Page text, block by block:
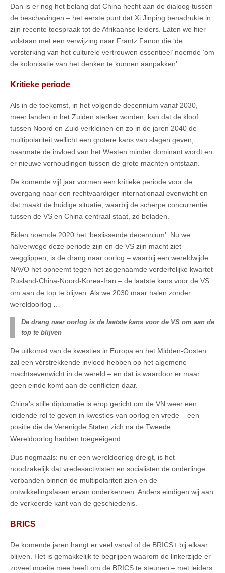
Dan is er nog het belang dat China hecht aan de dialoog tussen
de beschavingen – het eerste punt dat Xi Jinping benadrukte in
zijn recente toespraak tot de Afrikaanse leiders. Laten we hier
volstaan met een verwijzing naar Frantz Fanon die ‘de
versterking van het culturele vertrouwen essentieel’ noemde ‘om
de kolonisatie van het denken te kunnen aanpakken’.
Kritieke periode
Als in de toekomst, in het volgende decennium vanaf 2030,
meer landen in het Zuiden sterker worden, kan dat de kloof
tussen Noord en Zuid verkleinen en zo in de jaren 2040 de
multipolariteit wellicht een grotere kans van slagen geven,
naarmate de invloed van het Westen minder dominant wordt en
er nieuwe verhoudingen tussen de grote machten ontstaan.
De komende vijf jaar vormen een kritieke periode voor de
overgang naar een rechtvaardiger internationaal evenwicht en
dat maakt de huidige situatie, waarbij de scherpe concurrentie
tussen de VS en China centraal staat, zo beladen.
Biden noemde 2020 het ‘beslissende decennium’. Nu we
halverwege deze periode zijn en de VS zijn macht ziet
wegglippen, is de drang naar oorlog – waarbij een wereldwijde
NAVO het opneemt tegen het zogenaamde verderfelijke kwartet
Rusland-China-Noord-Korea-Iran – de laatste kans voor de VS
om aan de top te blijven. Als we 2030 maar halen zonder
wereldoorlog …
De drang naar oorlog is de laatste kans voor de VS om aan de
top te blijven
De uitkomst van de kwesties in Europa en het Midden-Oosten
zal een vérstrekkende invloed hebben op het algemene
machtsevenwicht in de wereld – en dat is waardoor er maar
geen einde komt aan de conflicten daar.
China’s stille diplomatie is erop gericht om de VN weer een
leidende rol te geven in kwesties van oorlog en vrede – een
positie die de Verenigde Staten zich na de Tweede
Wereldoorlog hadden toegeëigend.
Dus nogmaals: nu er een wereldoorlog dreigt, is het
noodzakelijk dat vredesactivisten en socialisten de onderlinge
verbanden binnen de multipolariteit zien en de
ontwikkelingsfasen ervan onderkennen. Anders eindigen wij aan
de verkeerde kant van de geschiedenis.
BRICS
De komende jaren hangt er veel vanaf of de BRICS+ bij elkaar
blijven. Het is gemakkelijk te begrijpen waarom de linkerzijde er
zoveel moeite mee heeft om de BRICS te steunen – met leiders